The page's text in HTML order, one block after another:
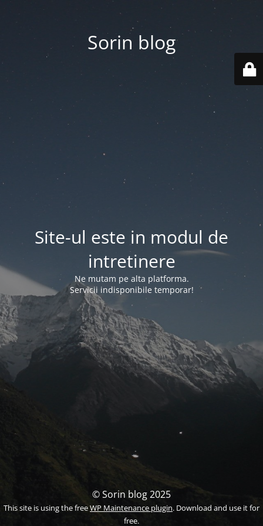
Sorin blog
Site-ul este in modul de
intretinere
Ne mutam pe alta platforma.
Servicii indisponibile temporar!
© Sorin blog 2025
This site is using the freeWP Maintenance plugin. Download and use it for
free.